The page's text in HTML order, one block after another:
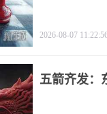
2026-08-07
五箭齐发：